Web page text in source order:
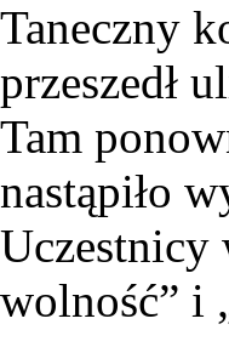
Taneczny
przeszedł
Tam
nastąpiło
Uczestnicy
wolność” i